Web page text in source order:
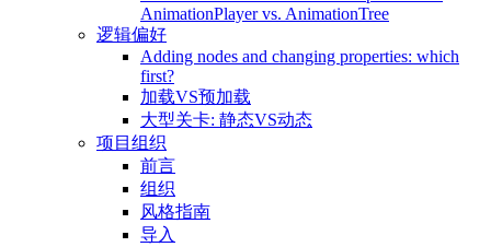
AnimationPlayer vs. AnimationTree
逻辑偏好
Adding nodes and changing properties: which
first?
加载VS预加载
大型关卡: 静态VS动态
项目组织
前言
组织
风格指南
导入